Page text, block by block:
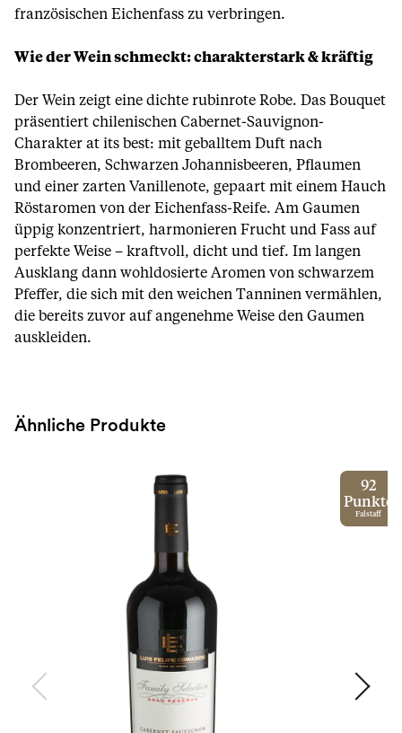
französischen Eichenfass zu verbringen.
Wie der Wein schmeckt: charakterstark & kräftig
Der Wein zeigt eine dichte rubinrote Robe. Das Bouquet
präsentiert chilenischen Cabernet-Sauvignon-
Charakter at its best: mit geballtem Duft nach
Brombeeren, Schwarzen Johannisbeeren, Pflaumen
und einer zarten Vanillenote, gepaart mit einem Hauch
Röstaromen von der Eichenfass-Reife. Am Gaumen
üppig konzentriert, harmonieren Frucht und Fass auf
perfekte Weise – kraftvoll, dicht und tief. Im langen
Ausklang dann wohldosierte Aromen von schwarzem
Pfeffer, die sich mit den weichen Tanninen vermählen,
die bereits zuvor auf angenehme Weise den Gaumen
auskleiden.
Ähnliche Produkte
92
Punkte
Falstaff